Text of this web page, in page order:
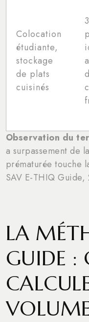
Colocation
étudiante,
stockage
de plats
cuisinés
Observation du
a surpassement de
prématurée touche
SAV E-THIQ
LA
GUIDE